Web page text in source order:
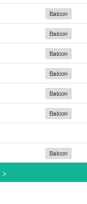
Balcon
Balcon
Balcon
Balcon
Balcon
Balcon
Balcon
>